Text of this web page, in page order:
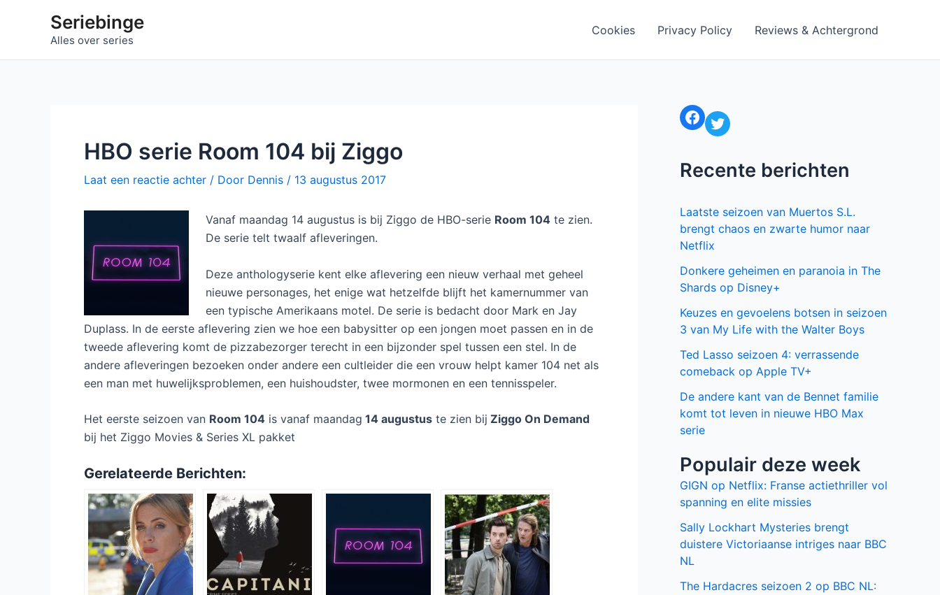
Seriebinge
Alles over series
Cookies Privacy Policy Reviews & Achtergrond
HBO serie Room 104 bij Ziggo
Laat een reactie achter / Door Dennis / 13 augustus 2017
Vanaf maandag 14 augustus is bij Ziggo de HBO-serie Room 104 te zien.
De serie telt twaalf afleveringen.
Deze anthologyserie kent elke aflevering een nieuw verhaal met geheel
nieuwe personages, het enige wat hetzelfde blijft het kamernummer van
een typische Amerikaans motel. De serie is bedacht door Mark en Jay
Duplass. In de eerste aflevering zien we hoe een babysitter op een jongen moet passen en in de
tweede aflevering komt de pizzabezorger terecht in een bijzonder spel tussen een stel. In de
andere afleveringen bezoeken onder andere een cultleider die een vrouw helpt kamer 104 net als
een man met huwelijksproblemen, een huishoudster, twee mormonen en een tennisspeler.
Het eerste seizoen van Room 104 is vanaf maandag 14 augustus te zien bij Ziggo On Demand
bij het Ziggo Movies & Series XL pakket
Gerelateerde Berichten:
Facebook Twitter
Recente berichten
Laatste seizoen van Muertos S.L.
brengt chaos en zwarte humor naar
Netflix
Donkere geheimen en paranoia in The
Shards op Disney+
Keuzes en gevoelens botsen in seizoen
3 van My Life with the Walter Boys
Ted Lasso seizoen 4: verrassende
comeback op Apple TV+
De andere kant van de Bennet familie
komt tot leven in nieuwe HBO Max
serie
Populair deze week
GIGN op Netflix: Franse actiethriller vol
spanning en elite missies
Sally Lockhart Mysteries brengt
duistere Victoriaanse intriges naar BBC
NL
The Hardacres seizoen 2 op BBC NL: